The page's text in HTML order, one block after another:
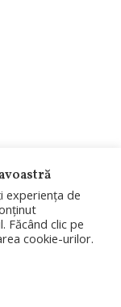
experiența de
Făcând clic pe
cookie-urilor.